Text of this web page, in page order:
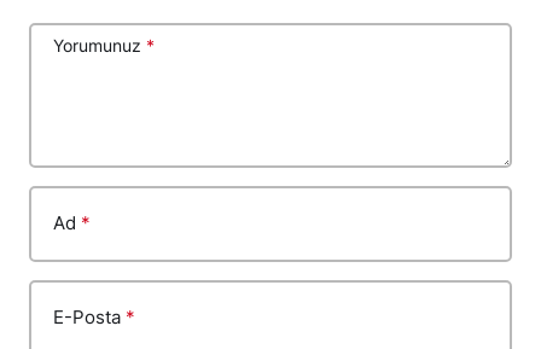
Yorumunuz *
Ad *
E-Posta *